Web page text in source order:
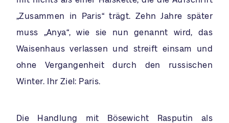
„Zusammen in Paris“ trägt. Zehn Jahre später
muss „Anya“, wie sie nun genannt wird, das
Waisenhaus verlassen und streift einsam und
ohne Vergangenheit durch den russischen
Winter. Ihr Ziel: Paris.
Die Handlung mit Bösewicht Rasputin als